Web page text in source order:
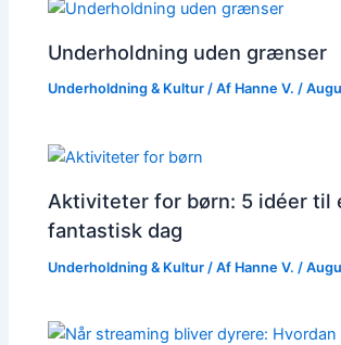
Underholdning uden grænser
Underholdning & Kultur / Af Hanne V./
Aktiviteter for børn: 5 idéer til
fantastisk dag
Underholdning & Kultur / Af Hanne V. /